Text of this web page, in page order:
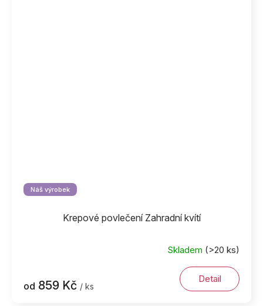
Náš výrobek
Krepové povlečení Zahradní kvítí
Skladem (>20 ks)
od 859 Kč / ks
Detail